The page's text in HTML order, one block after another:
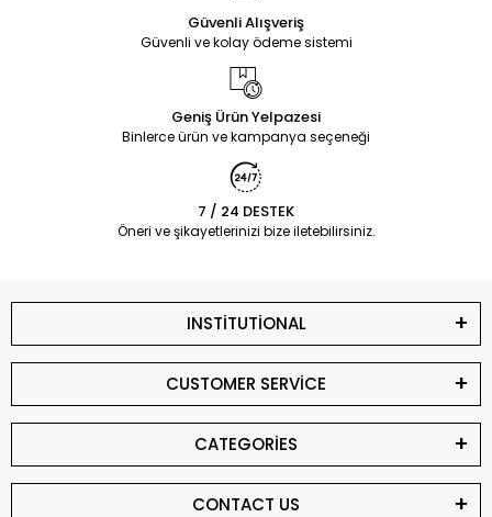
Güvenli Alışveriş
Güvenli ve kolay ödeme sistemi
Geniş Ürün Yelpazesi
Binlerce ürün ve kampanya seçeneği
7 / 24 DESTEK
Öneri ve şikayetlerinizi bize iletebilirsiniz.
INSTİTUTİONAL
CUSTOMER SERVİCE
CATEGORİES
CONTACT US